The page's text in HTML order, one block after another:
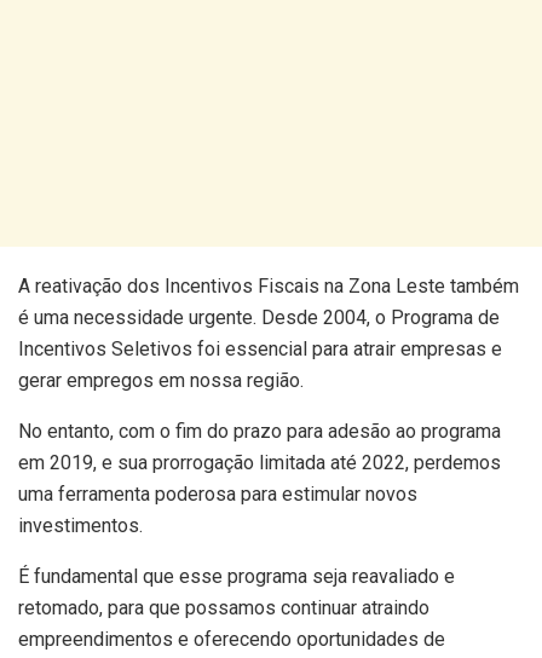
A reativação dos Incentivos Fiscais na Zona Leste também
é uma necessidade urgente. Desde 2004, o Programa de
Incentivos Seletivos foi essencial para atrair empresas e
gerar empregos em nossa região.
No entanto, com o fim do prazo para adesão ao programa
em 2019, e sua prorrogação limitada até 2022, perdemos
uma ferramenta poderosa para estimular novos
investimentos.
É fundamental que esse programa seja reavaliado e
retomado, para que possamos continuar atraindo
empreendimentos e oferecendo oportunidades de